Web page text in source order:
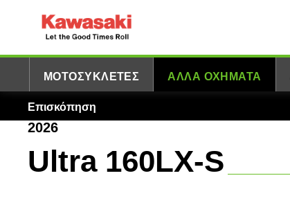
ΜΟΤΟΣΥΚΛΈΤΕΣ ΆΛΛΑ ΟΧΉΜΑΤΑ
Επισκόπηση
2026
Ultra 160LX-S